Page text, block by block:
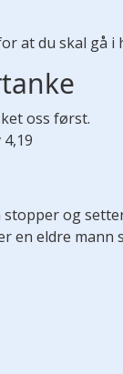
at du skal gå i
oss først.
stopper og
en eldre